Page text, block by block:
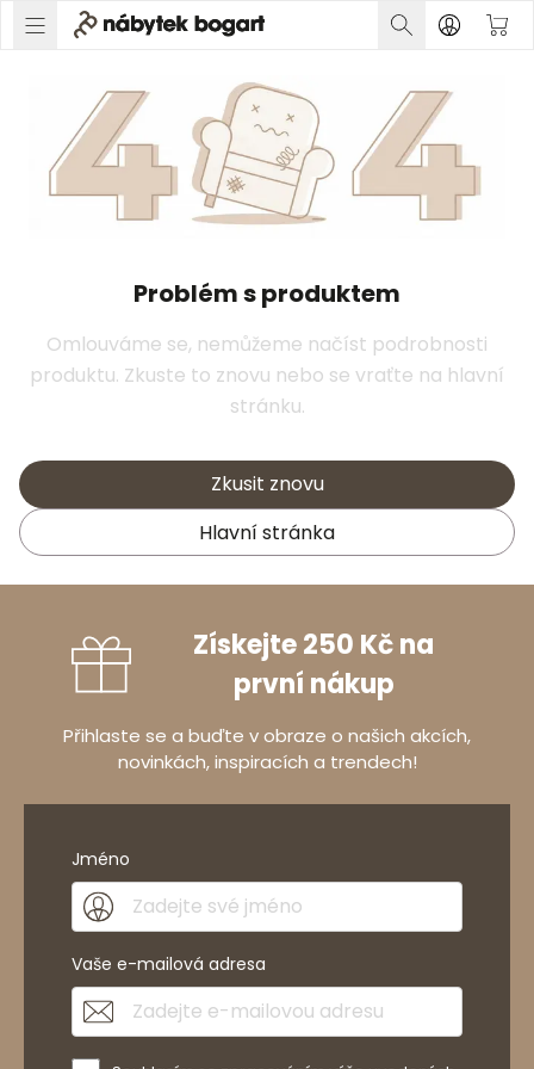
Problém s produktem
Omlouváme se, nemůžeme načíst podrobnosti
produktu. Zkuste to znovu nebo se vraťte na hlavní
stránku.
Zkusit znovu
Hlavní stránka
Získejte 250 Kč na
první nákup
Přihlaste se a buďte v obraze o našich akcích,
novinkách, inspiracích a trendech!
Jméno
Vaše e-mailová adresa